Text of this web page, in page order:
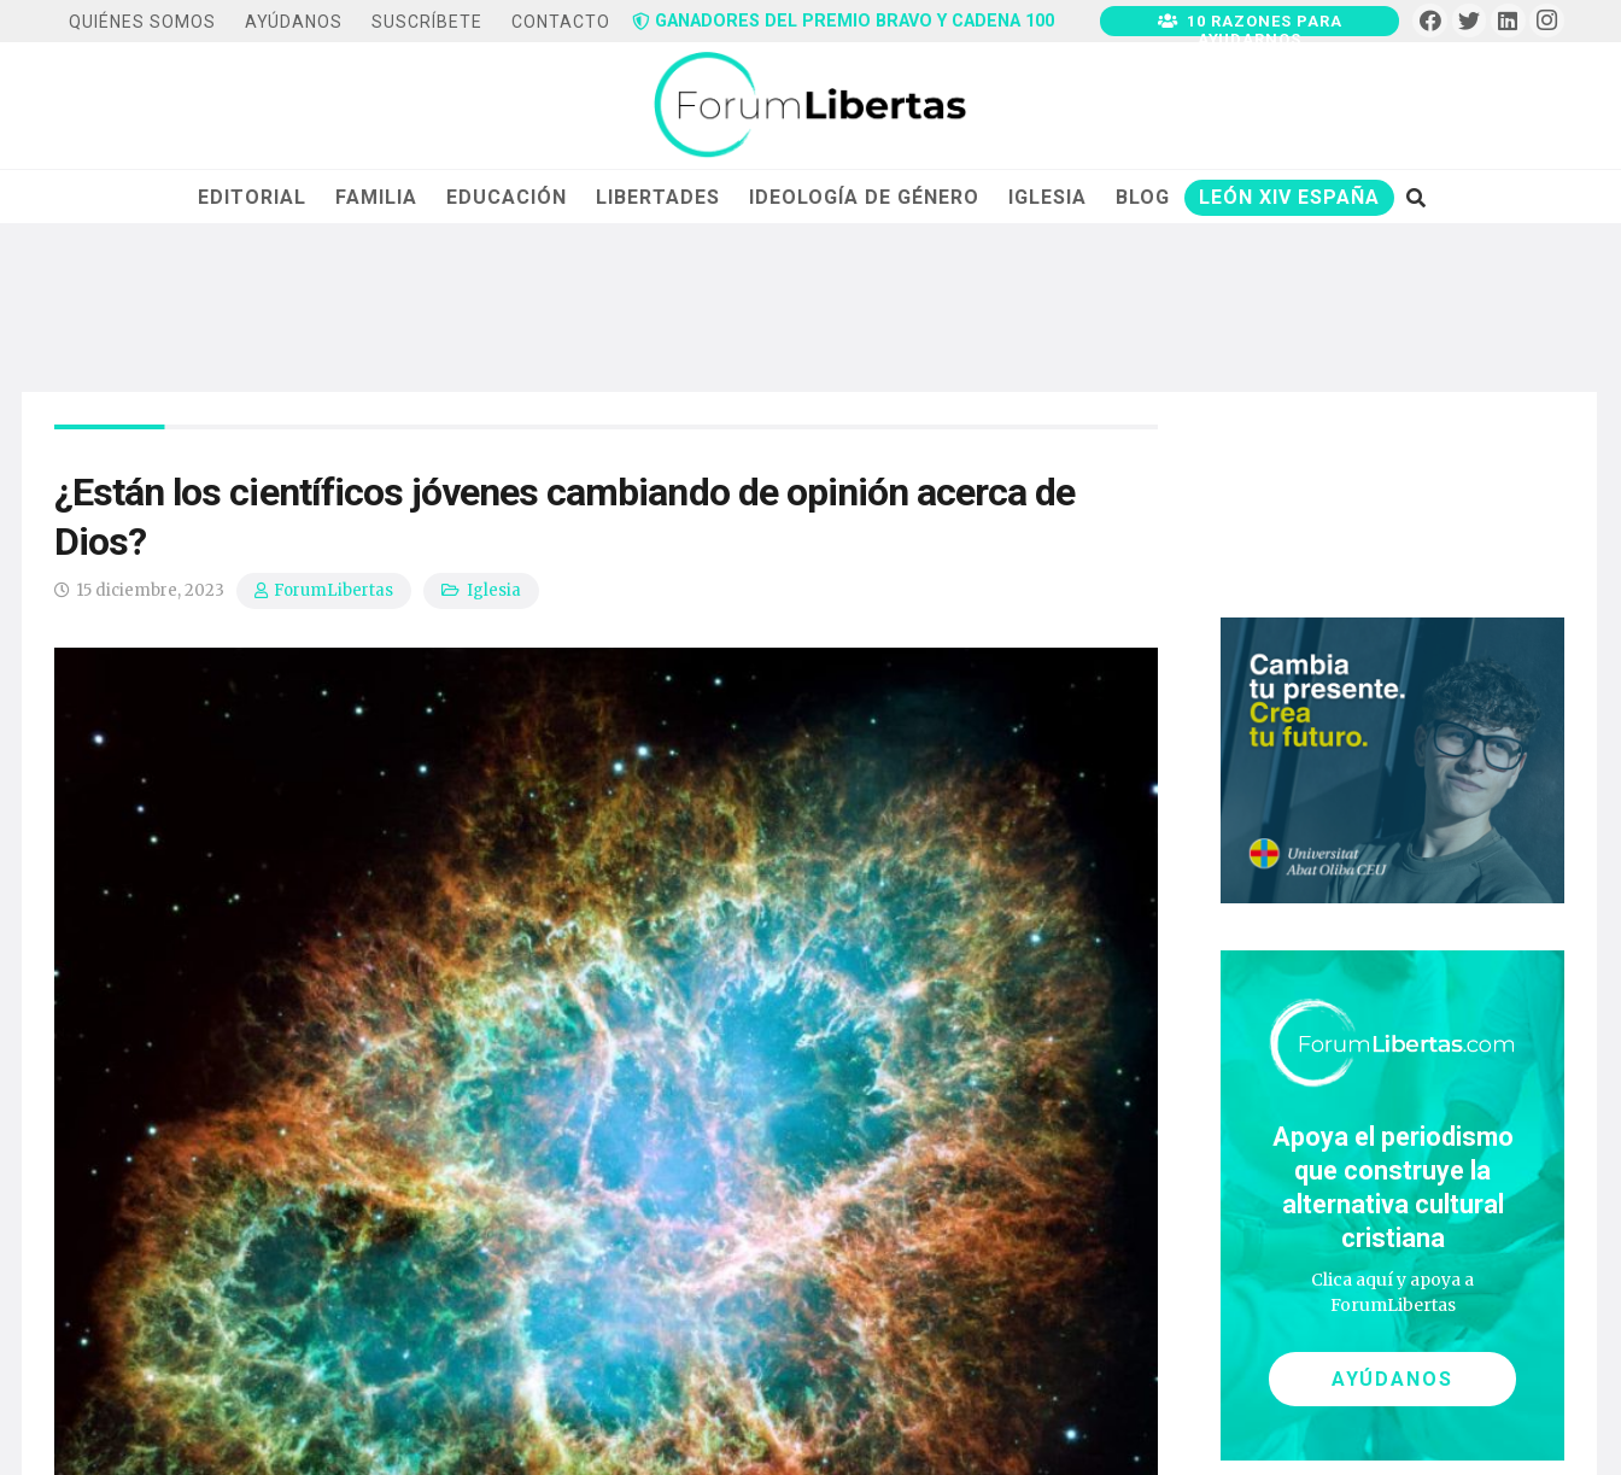
QUIÉNES SOMOS AYÚDANOS SUSCRÍBETE CONTACTO GANADORES DEL PREMIO BRAVO Y CADENA 100
10 RAZONES PARA
AYUDARNOS
EDITORIAL FAMILIA EDUCACIÓN LIBERTADES IDEOLOGÍA DE GÉNERO IGLESIA BLOG LEÓN XIV ESPAÑA
¿Están los científicos jóvenes cambiando de opinión acerca de
Dios?
15 diciembre, 2023 ForumLibertas Iglesia
Apoya el periodismo
que construye la
alternativa cultural
cristiana
Clica aquí y apoya a
ForumLibertas
AYÚDANOS